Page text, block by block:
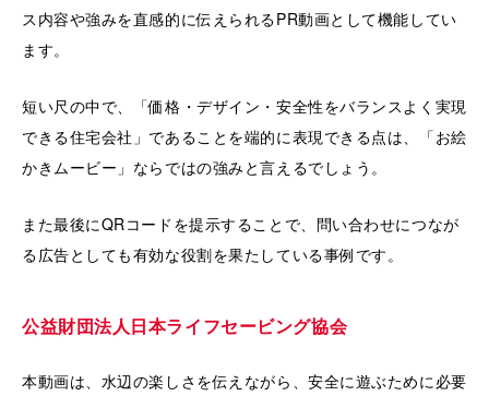
ス内容や強みを直感的に伝えられるPR動画として機能してい
ます。
短い尺の中で、「価格・デザイン・安全性をバランスよく実現
できる住宅会社」であることを端的に表現できる点は、「お絵
かきムービー」ならではの強みと言えるでしょう。
また最後にQRコードを提示することで、問い合わせにつなが
る広告としても有効な役割を果たしている事例です。
公益財団法人日本ライフセービング協会
本動画は、水辺の楽しさを伝えながら、安全に遊ぶために必要